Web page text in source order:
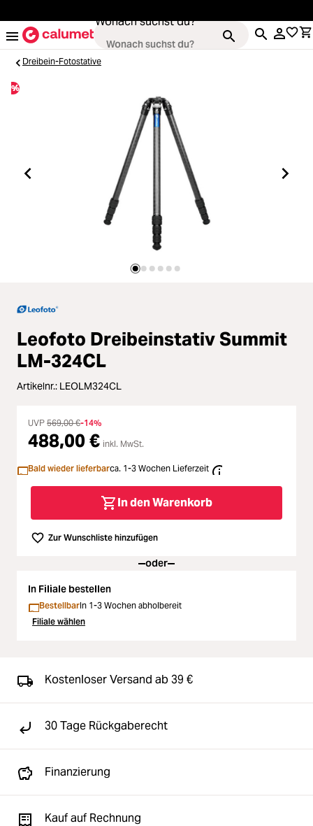
Wonach suchst du?
Loading...
Loading... Video & Drohnen
Stative & Gimbals
Loading...Zubehör
Loading...Licht & Studio
Loading...Bildbearbeitung
Loading...Ferngläser
Loading...Second Hand
Loading...SALE
Loading...
Dreibein-Fotostative
%
Leofoto Dreibeinstativ Summit
LM-324CL
Artikelnr.: LEOLM324CL
UVP 569,00 €-14%
488,00 € inkl. MwSt.
Bald wieder lieferbarca. 1-3 Wochen Lieferzeit
In den Warenkorb
Zur Wunschliste hinzufügen
oder
In Filiale bestellen
BestellbarIn 1-3 Wochen abholbereit
Filiale wählen
Kostenloser Versand ab 39 €
30 Tage Rückgaberecht
Finanzierung
Kauf auf Rechnung